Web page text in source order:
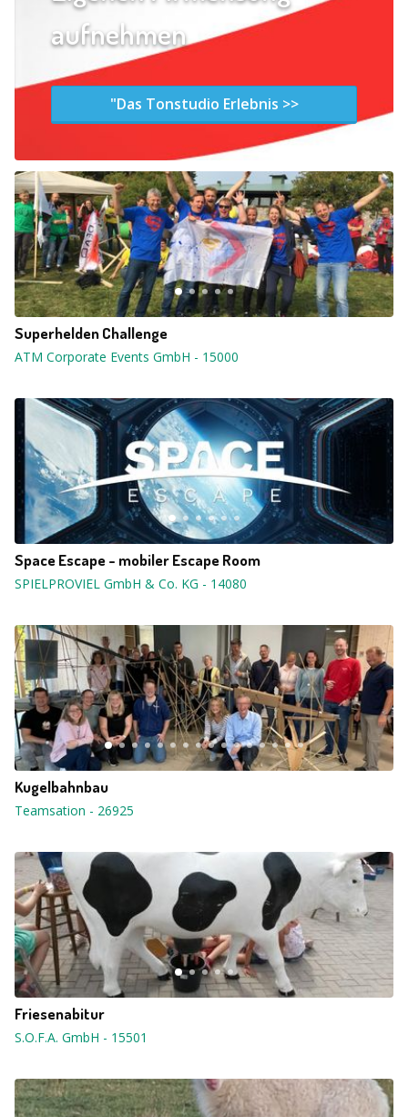
aufnehmen
"Das Tonstudio Erlebnis >>
Superhelden Challenge
ATM Corporate Events GmbH - 15000
Space Escape - mobiler Escape Room
SPIELPROVIEL GmbH & Co. KG - 14080
Kugelbahnbau
Teamsation - 26925
Friesenabitur
S.O.F.A. GmbH - 15501